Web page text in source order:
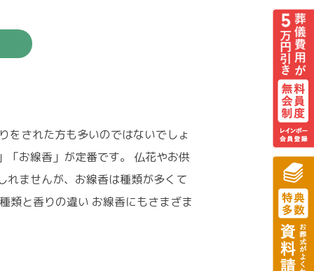
をされた方も多いのではないでしょ
「お線香」が定番です。 仏花やお供
れませんが、お線香は種類が多くて
類と香りの違い お線香にもさまざま